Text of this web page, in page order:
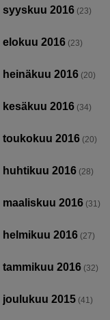
syyskuu 2016 (23)
elokuu 2016 (23)
heinäkuu 2016 (20)
kesäkuu 2016 (34)
toukokuu 2016 (20)
huhtikuu 2016 (28)
maaliskuu 2016 (31)
helmikuu 2016 (27)
tammikuu 2016 (32)
joulukuu 2015 (41)